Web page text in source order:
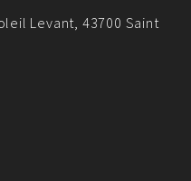
Levant, 43700 Saint